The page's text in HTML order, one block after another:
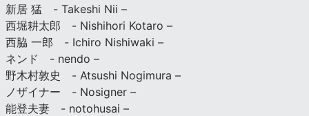
新居 猛 - Takeshi Nii –
西堀耕太郎 - Nishihori Kotaro –
西脇 一郎 - Ichiro Nishiwaki –
ネンド - nendo –
野木村敦史 - Atsushi Nogimura –
ノザイナー - Nosigner –
能登夫妻 - notohusai –